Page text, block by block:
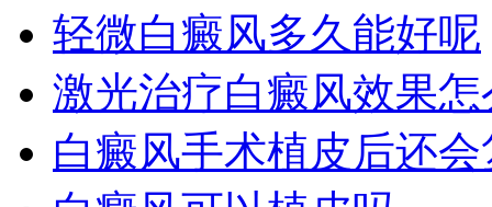
轻微白癜风多久能好呢
激光治疗白癜风效果怎
白癜风手术植皮后还